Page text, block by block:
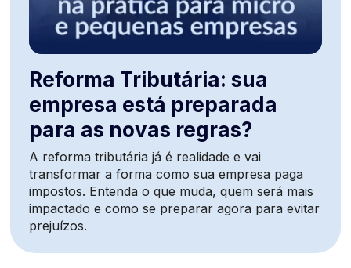
Reforma Tributária: sua
empresa está preparada
para as novas regras?
A reforma tributária já é realidade e vai
transformar a forma como sua empresa paga
impostos. Entenda o que muda, quem será mais
impactado e como se preparar agora para evitar
prejuízos.